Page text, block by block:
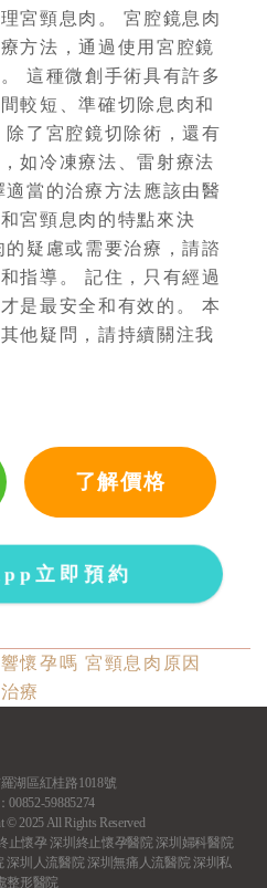
宮頸息肉。 宮腔鏡息肉
方法，通過使用宮腔鏡
這種微創手術具有許多
較短、準確切除息肉和
了宮腔鏡切除術，還有
如冷凍療法、雷射療法
當的治療方法應該由醫
宮頸息肉的特點來決
疑慮或需要治療，請諮
指導。 記住，只有經過
是最安全和有效的。 本
他疑問，請持續關注我
了解價格
立即預約
懷孕嗎 宮頸息肉原因
療
湖區紅桂路1018號
00852-59885274
© 2025 All Rights Reserved
止懷孕深圳終止懷孕醫院深圳婦科醫院
深圳人流醫院深圳無痛人流醫院深圳私
整形醫院